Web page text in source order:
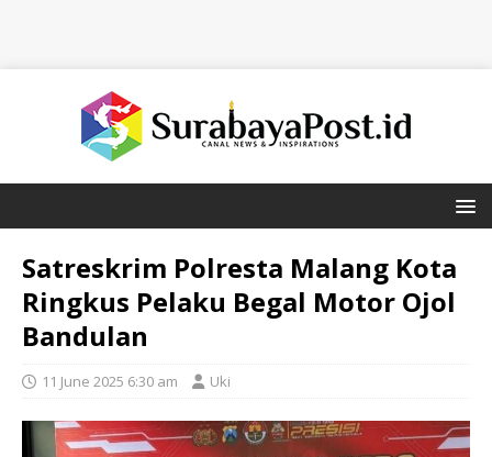
Satreskrim Polresta Malang Kota
Ringkus Pelaku Begal Motor Ojol
Bandulan
11 June 2025 6:30 am Uki